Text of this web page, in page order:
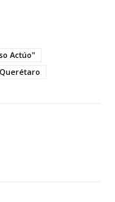
Actúo"
Querétaro